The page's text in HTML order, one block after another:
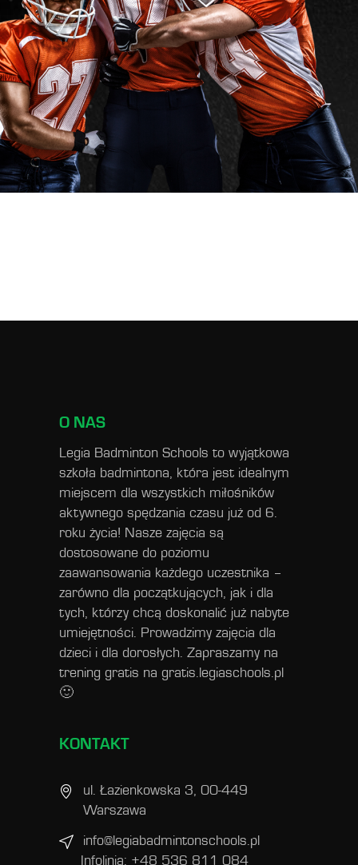
O NAS
Legia Badminton Schools to wyjątkowa
szkoła badmintona, która jest idealnym
miejscem dla wszystkich miłośników
aktywnego spędzania czasu już od 6.
roku życia! Nasze zajęcia są
dostosowane do poziomu
zaawansowania każdego uczestnika –
zarówno dla początkujących, jak i dla
tych, którzy chcą doskonalić już nabyte
umiejętności. Prowadzimy zajęcia dla
dzieci i dla dorosłych. Zapraszamy na
trening gratis na gratis.legiaschools.pl
🙂
KONTAKT
ul. Łazienkowska 3, 00-449
Warszawa
info@legiabadmintonschools.pl
Infolinia: +48 536 811 084